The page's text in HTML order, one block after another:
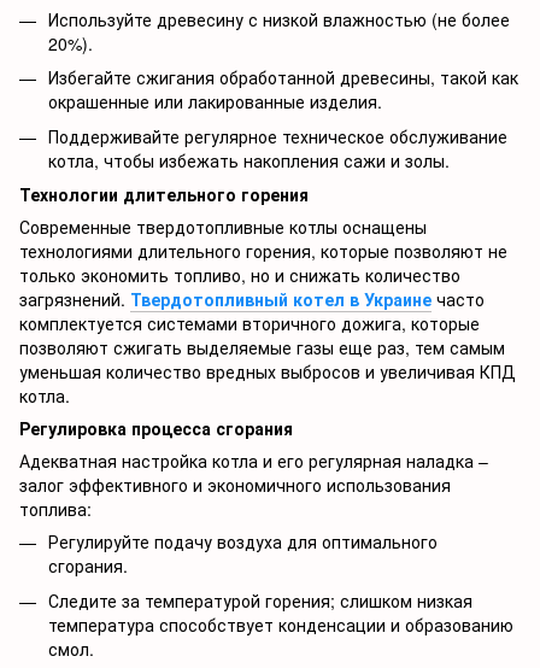
Используйте древесину с низкой влажностью (не более
20%).
Избегайте сжигания обработанной древесины, такой как
окрашенные или лакированные изделия.
Поддерживайте регулярное техническое обслуживание
котла, чтобы избежать накопления сажи и золы.
Технологии длительного горения
Современные твердотопливные котлы оснащены
технологиями длительного горения, которые позволяют не
только экономить топливо, но и снижать количество
загрязнений. Твердотопливный котел в Украине часто
комплектуется системами вторичного дожига, которые
позволяют сжигать выделяемые газы еще раз, тем самым
уменьшая количество вредных выбросов и увеличивая КПД
котла.
Регулировка процесса сгорания
Адекватная настройка котла и его регулярная наладка –
залог эффективного и экономичного использования
топлива:
Регулируйте подачу воздуха для оптимального
сгорания.
Следите за температурой горения; слишком низкая
температура способствует конденсации и образованию
смол.